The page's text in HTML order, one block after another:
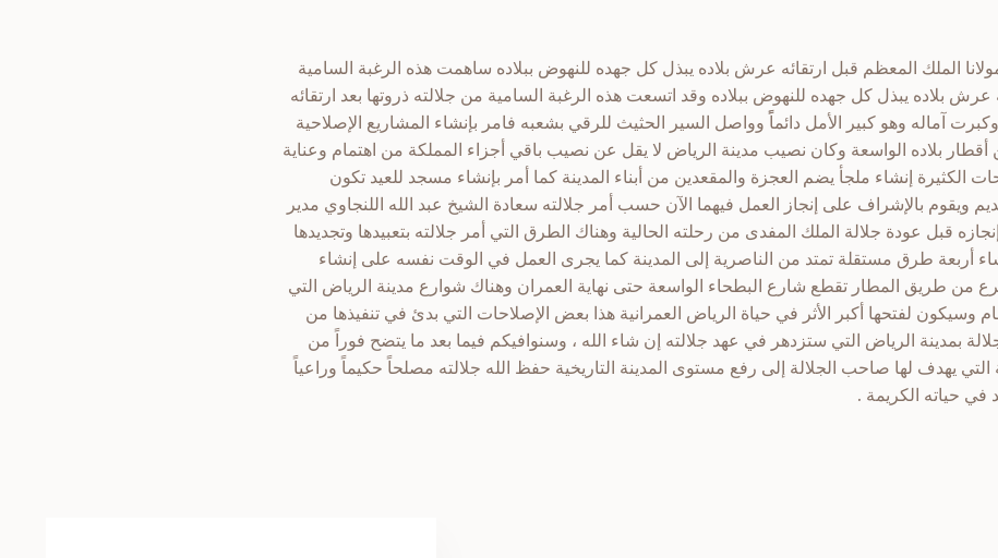
الملك المعظم قبل ارتقائه عرش بلاده يبذل كل جهده للنهوض ببلاده ساهمت هذه الرغبة السامية
عرش بلاده يبذل كل جهده للنهوض ببلاده وقد اتسعت هذه الرغبة السامية من جلالته ذروتها بعد ارتقائه
آماله وهو كبير الأمل دائماًً وواصل السير الحثيث للرقي بشعبه فامر بإنشاء المشاريع الإصلاحية
بلاده الواسعة وكان نصيب مدينة الرياض لا يقل عن نصيب باقي أجزاء المملكة من اهتمام وعناية
الكثيرة إنشاء ملجأ يضم العجزة والمقعدين من أبناء المدينة كما أمر بإنشاء مسجد للعيد تكون
ويقوم بالإشراف على إنجاز العمل فيهما الآن حسب أمر جلالته سعادة الشيخ عبد الله اللنجاوي مدير
قبل عودة جلالة الملك المفدى من رحلته الحالية وهناك الطرق التي أمر جلالته بتعبيدها وتجديدها
أربعة طرق مستقلة تمتد من الناصرية إلى المدينة كما يجرى العمل في الوقت نفسه على إنشاء
من طريق المطار تقطع شارع البطحاء الواسعة حتى نهاية العمران وهناك شوارع مدينة الرياض التي
وسيكون لفتحها أكبر الأثر في حياة الرياض العمرانية هذا بعض الإصلاحات التي بدئ في تنفيذها من
بمدينة الرياض التي ستزدهر في عهد جلالته إن شاء الله ، وسنوافيكم فيما بعد ما يتضح فوراً من
التي يهدف لها صاحب الجلالة إلى رفع مستوى المدينة التاريخية حفظ الله جلالته مصلحاً حكيماً وراعياً
في حياته الكريمة .